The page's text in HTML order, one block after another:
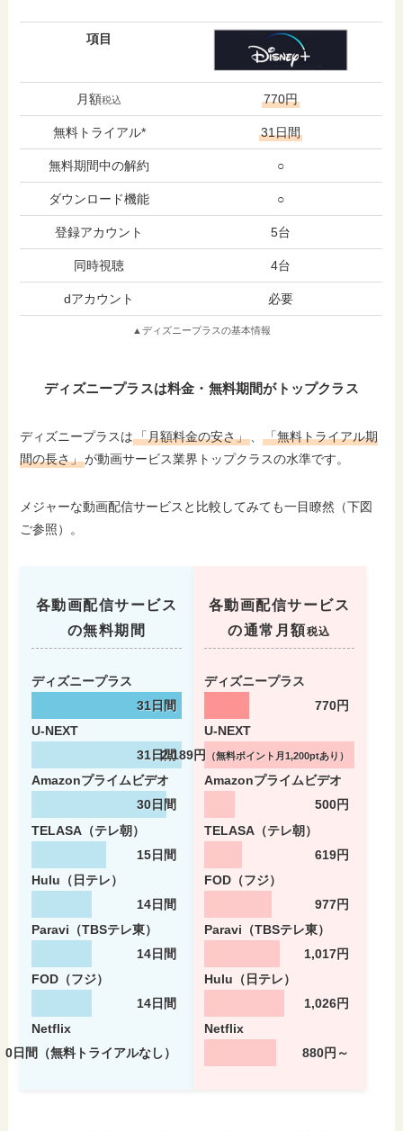
項目
月額税込 770円
無料トライアル* 31日間
無料期間中の解約 ○
ダウンロード機能 ○
登録アカウント 5台
同時視聴 4台
dアカウント 必要
▲ディズニープラスの基本情報
ディズニープラスは料金・無料期間がトップクラス
ディズニープラスは「月額料金の安さ」 、「無料トライアル期
間の長さ」が動画サービス業界トップクラスの水準です。
メジャーな動画配信サービスと比較してみても一目瞭然（下図
ご参照）。
各動画配信サービス
の無料期間
ディズニープラス
31日間
U-NEXT
31日間
Amazonプライムビデオ
30日間
TELASA（テレ朝）
15日間
Hulu（日テレ）
14日間
Paravi（TBSテレ東）
14日間
FOD（フジ）
14日間
Netflix
0日間（無料トライアルなし）
各動画配信サービス
の通常月額税込
ディズニープラス
770円
U-NEXT
2,189円
（無料ポイント月1,200ptあり）
Amazonプライムビデオ
500円
TELASA（テレ朝）
619円
FOD（フジ）
977円
Paravi（TBSテレ東）
1,017円
Hulu（日テレ）
1,026円
Netflix
880円～